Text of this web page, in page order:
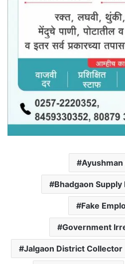
Ayushman
Bhadgaon
Fake
Government
Jalgaon District Collector